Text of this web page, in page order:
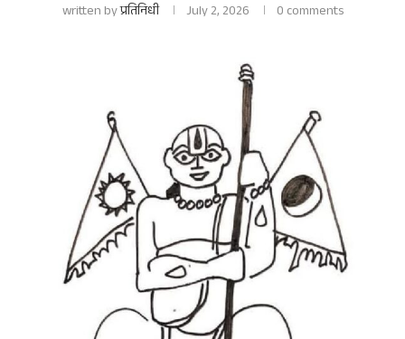
written byप्रतिनिधी July 2, 2026 0 comments